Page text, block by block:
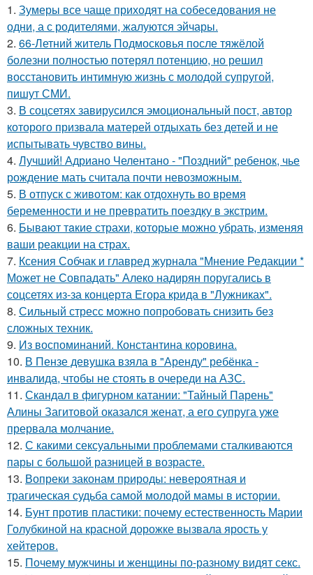
1. Зумеры все чаще приходят на собеседования не
одни, а с родителями, жалуются эйчары.
2. 66-Летний житель Подмосковья после тяжёлой
болезни полностью потерял потенцию, но решил
восстановить интимную жизнь с молодой супругой,
пишут СМИ.
3. В соцсетях завирусился эмоциональный пост, автор
которого призвала матерей отдыхать без детей и не
испытывать чувство вины.
4. Лучший! Адриано Челентано - "Поздний" ребенок, чье
рождение мать считала почти невозможным.
5. В отпуск с животом: как отдохнуть во время
беременности и не превратить поездку в экстрим.
6. Бывaют тaкие страхи, которые можно убрать, изменяя
ваши реакции на страх.
7. Ксения Собчак и главред журнала "Мнение Редакции *
Может не Совпадать" Алеко надирян поругались в
соцсетях из-за концерта Егора крида в "Лужниках".
8. Сильный стресс можно попробовать снизить без
сложных техник.
9. Из воспоминаний. Константина коровина.
10. В Пензе девушка взяла в "Аренду" ребёнка -
инвалида, чтобы не стоять в очереди на АЗС.
11. Скандал в фигурном катании: "Тайный Парень"
Алины Загитовой оказался женат, а его супруга уже
прервала молчание.
12. С какими сексуальными проблемами сталкиваются
пары с большой разницей в возрасте.
13. Вопреки законам природы: невероятная и
трагическая судьба самой молодой мамы в истории.
14. Бунт против пластики: почему естественность Марии
Голубкиной на красной дорожке вызвала ярость у
хейтеров.
15. Почему мужчины и женщины по-разному видят секс.